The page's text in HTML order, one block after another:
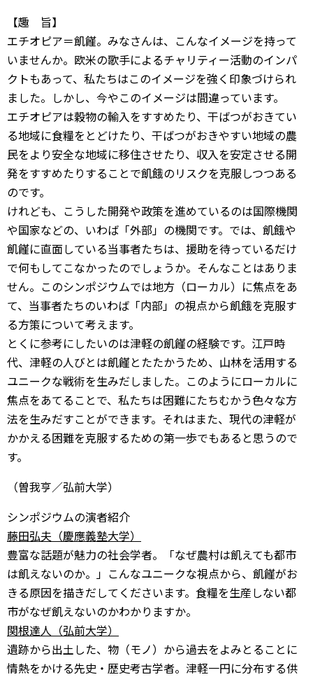
【趣 旨】
エチオピア＝飢饉。みなさんは、こんなイメージを持って
いませんか。欧米の歌手によるチャリティー活動のインパ
クトもあって、私たちはこのイメージを強く印象づけられ
ました。しかし、今やこのイメージは間違っています。
エチオピアは穀物の輸入をすすめたり、干ばつがおきてい
る地域に食糧をとどけたり、干ばつがおきやすい地域の農
民をより安全な地域に移住させたり、収入を安定させる開
発をすすめたりすることで飢餓のリスクを克服しつつある
のです。
けれども、こうした開発や政策を進めているのは国際機関
や国家などの、いわば「外部」の機関です。では、飢餓や
飢饉に直面している当事者たちは、援助を待っているだけ
で何もしてこなかったのでしょうか。そんなことはありま
せん。このシンポジウムでは地方（ローカル）に焦点をあ
て、当事者たちのいわば「内部」の視点から飢餓を克服す
る方策について考えます。
とくに参考にしたいのは津軽の飢饉の経験です。江戸時
代、津軽の人びとは飢饉とたたかうため、山林を活用する
ユニークな戦術を生みだしました。このようにローカルに
焦点をあてることで、私たちは困難にたちむかう色々な方
法を生みだすことができます。それはまた、現代の津軽が
かかえる困難を克服するための第一歩でもあると思うので
す。
（曽我亨／弘前大学）
シンポジウムの演者紹介
藤田弘夫（慶應義塾大学）
豊富な話題が魅力の社会学者。「なぜ農村は飢えても都市
は飢えないのか。」こんなユニークな視点から、飢饉がお
きる原因を描きだしてくださいます。食糧を生産しない都
市がなぜ飢えないのかわかりますか。
関根達人（弘前大学）
遺跡から出土した、物（モノ）から過去をよみとることに
情熱をかける先史・歴史考古学者。津軽一円に分布する供